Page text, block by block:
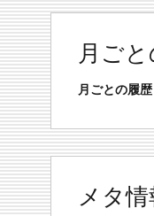
月ご
月ごとの履歴
メタ情